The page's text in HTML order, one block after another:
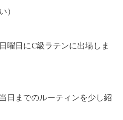
）
曜日にC級ラテンに出場しま
日までのルーティンを少し紹